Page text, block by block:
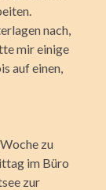
nach,
mir einige
auf einen,
zu
im Büro
zur